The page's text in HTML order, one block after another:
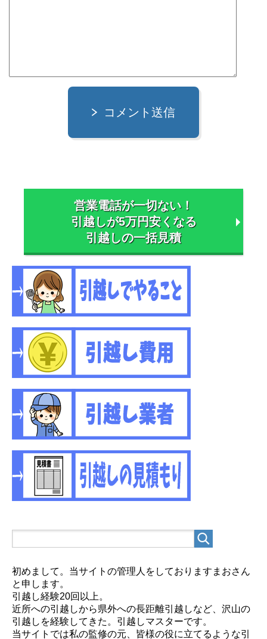
コメント送信
営業電話が一切ない！
引越しが5万円安くなる
引越しの一括見積
初めまして。当サイトの管理人をしておりますまおさん
と申します。
引越し経験20回以上。
近所への引越しから県外への長距離引越しなど、沢山の
引越しを経験してきた。引越しマスターです。
当サイトでは私の監修の元、皆様の役に立てるような引